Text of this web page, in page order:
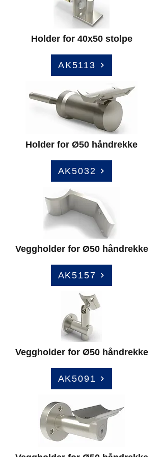
Holder for 40x50 stolpe
AK5113
Holder for Ø50 håndrekke
AK5032
Veggholder for Ø50 håndrekke
AK5157
Veggholder for Ø50 håndrekke
AK5091